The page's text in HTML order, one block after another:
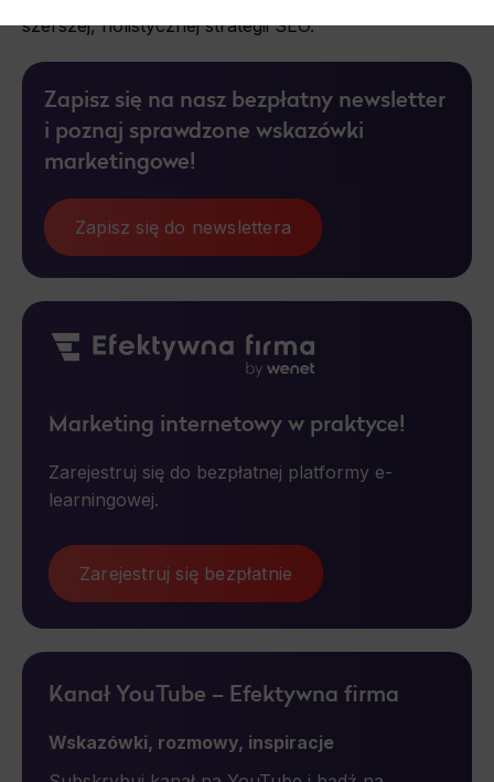
Necessary
Necessary scripts and data stored on the end device contribute to the security and usability of the website by enabling secure
properly displayed without this group.
Functionality
This is data used to personalize your use of our website and to remember choices you make while using our website. For
easier for you to use the site.
Analytics
Scripts and data used to collect information to analyze site traffic and how users use the site, how they came to the site, and
effectiveness of actions taken and content presented.
Marketing
Marketing internetowy w praktyce!
Zarejestruj się do bezpłatnej platformy e-
learningowej.
Zarejestruj się bezpłatnie
Kanał YouTube – Efektywna firma
Wskazówki, rozmowy, inspiracje
szerszej, holistycznej strategii SEO.
Zapisz się na nasz bezpłatny newsletter
i poznaj sprawdzone wskazówki
marketingowe!
Zapisz się do newslettera